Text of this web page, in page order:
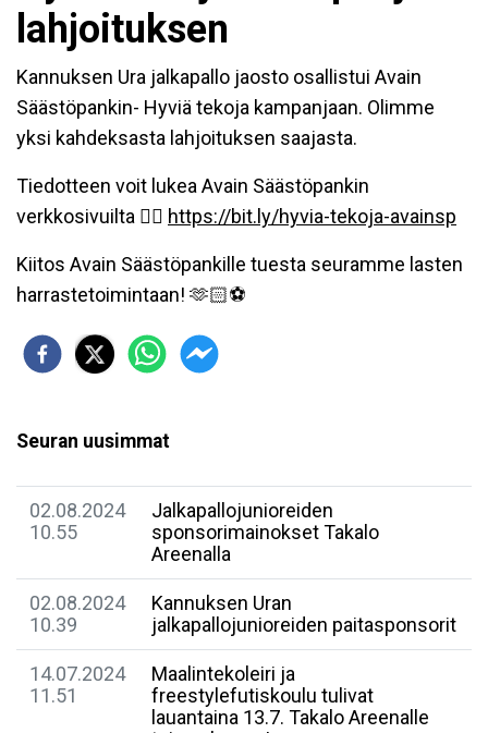
lahjoituksen
Kannuksen Ura jalkapallo jaosto osallistui Avain
Säästöpankin- Hyviä tekoja kampanjaan. Olimme
yksi kahdeksasta lahjoituksen saajasta.
Tiedotteen voit lukea Avain Säästöpankin
verkkosivuilta 👉🏻 https://bit.ly/hyvia-tekoja-avainsp
Kiitos Avain Säästöpankille tuesta seuramme lasten
harrastetoimintaan! 🫶🏻⚽️
Seuran uusimmat
02.08.2024
10.55
Jalkapallojunioreiden
sponsorimainokset Takalo
Areenalla
02.08.2024
10.39
Kannuksen Uran
jalkapallojunioreiden paitasponsorit
14.07.2024
11.51
Maalintekoleiri ja
freestylefutiskoulu tulivat
lauantaina 13.7. Takalo Areenalle